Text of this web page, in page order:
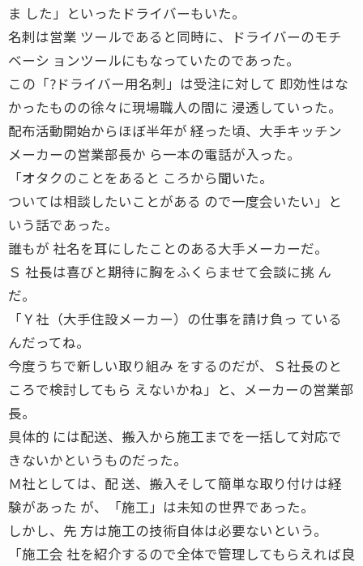
ま した」といったドライバーもいた。
名刺は営業 ツールであると同時に、ドライバーのモチ
ベーシ ョンツールにもなっていたのであった。
この「?ドライバー用名刺」は受注に対して 即効性はな
かったものの徐々に現場職人の間に 浸透していった。
配布活動開始からほぼ半年が 経った頃、大手キッチン
メーカーの営業部長か ら一本の電話が入った。
「オタクのことをあると ころから聞いた。
ついては相談したいことがある ので一度会いたい」と
いう話であった。
誰もが 社名を耳にしたことのある大手メーカーだ。
Ｓ 社長は喜びと期待に胸をふくらませて会談に挑 ん
だ。
「Ｙ社（大手住設メーカー）の仕事を請け負っ ている
んだってね。
今度うちで新しい取り組み をするのだが、Ｓ社長のと
ころで検討してもら えないかね」と、メーカーの営業部
長。
具体的 には配送、搬入から施工までを一括して対応で
きないかというものだった。
Ｍ社としては、配 送、搬入そして簡単な取り付けは経
験があった が、「施工」は未知の世界であった。
しかし、先 方は施工の技術自体は必要ないという。
「施工会 社を紹介するので全体で管理してもらえれば良